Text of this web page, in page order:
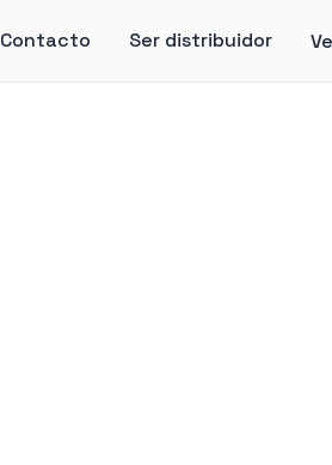
Contacto Ser distribuidor